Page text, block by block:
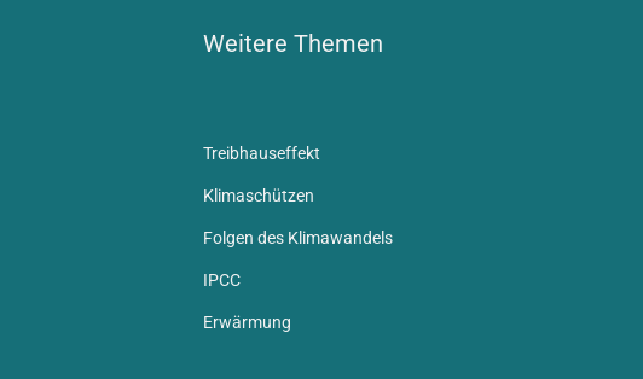
Weitere Themen
Treibhauseffekt
Klimaschützen
Folgen des Klimawandels
IPCC
Erwärmung